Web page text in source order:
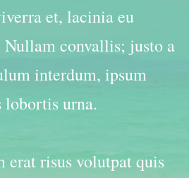
et, lacinia eu
convallis; justo a
interdum, ipsum
lobortis urna.
erat risus volutpat quis